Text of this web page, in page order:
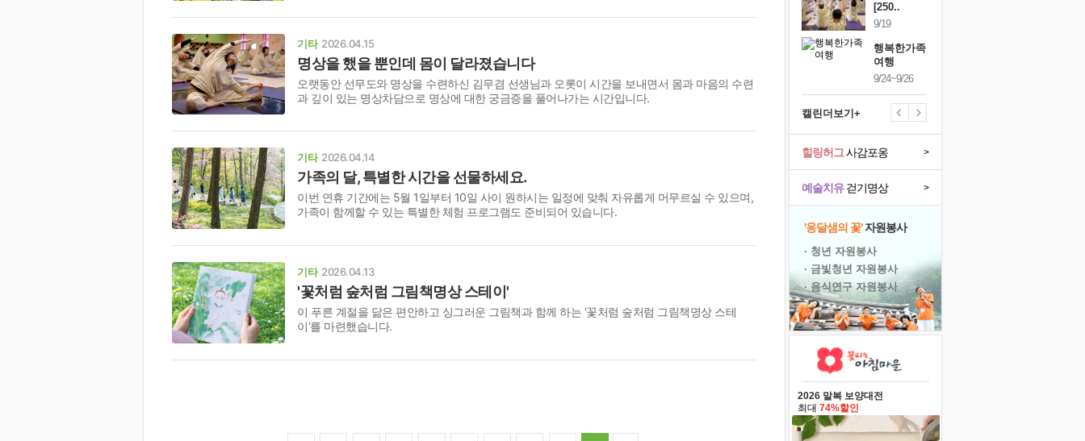
기타 2026.04.15
명상을 했을 뿐인데 몸이 달라졌습니다
오랫동안 선무도와 명상을 수련하신 김무겸 선생님과 오롯이 시간을 보내면서 몸과 마음의 수련
과 깊이 있는 명상차담으로 명상에 대한 궁금증을 풀어나가는 시간입니다.
기타 2026.04.14
가족의 달, 특별한 시간을 선물하세요.
이번 연휴 기간에는 5월 1일부터 10일 사이 원하시는 일정에 맞춰 자유롭게 머무르실 수 있으며,
가족이 함께할 수 있는 특별한 체험 프로그램도 준비되어 있습니다.
기타 2026.04.13
'꽃처럼 숲처럼 그림책명상 스테이'
이 푸른 계절을 닮은 편안하고 싱그러운 그림책과 함께 하는 '꽃처럼 숲처럼 그림책명상 스테
이‘를 마련했습니다.
[250..
9/19
행복한가족
여행
9/24~9/26
캘린더보기+
예술치유걷기명상 >
힐링허그사감포옹 >
'옹달샘의 꽃'자원봉사
· 청년 자원봉사
· 금빛청년 자원봉사
· 음식연구 자원봉사
2026 말복 보양대전
최대 74%할인